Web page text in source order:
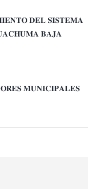
𝐃𝐄𝐋 𝐒𝐈𝐒𝐓𝐄𝐌𝐀
𝐁𝐀𝐉𝐀
𝐌𝐔𝐍𝐈𝐂𝐈𝐏𝐀𝐋𝐄𝐒